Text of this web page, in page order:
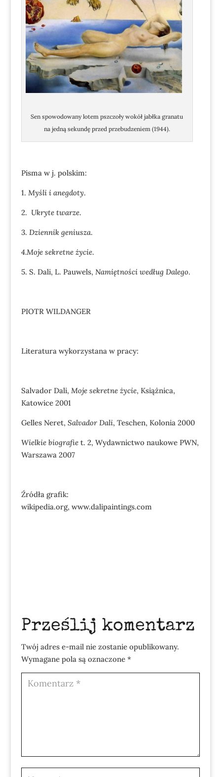
Sen spowodowany lotem pszczoły wokół jabłka granatu
na jedną sekundę przed przebudzeniem (1944).
Pisma w j. polskim:
1. Myśli i anegdoty.
2. Ukryte twarze.
3. Dziennik geniusza.
4.Moje sekretne życie.
5. S. Dali, L. Pauwels, Namiętności według Dalego.
PIOTR WILDANGER
Literatura wykorzystana w pracy:
Salvador Dali, Moje sekretne życie, Książnica,
Katowice 2001
Gelles Neret, SalvadorDali, Teschen, Kolonia 2000
Wielkie biografiet. 2, Wydawnictwo naukowe PWN,
Warszawa 2007
Źródła grafik:
wikipedia.org, www.dalipaintings.com
Prześlij komentarz
Twój adres e-mail nie zostanie opublikowany.
Wymagane pola są oznaczone *